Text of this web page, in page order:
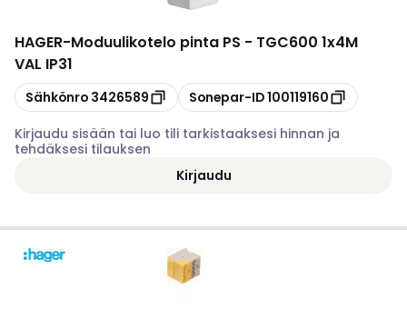
HAGER-Moduulikotelo pinta PS - TGC600 1x4M
VAL IP31
Kopioi
Sähkönro 3426589 Kopioi
Sonepar-ID100119160
Kirjaudu sisään tai luo tili tarkistaaksesi hinnan ja
tehdäksesi tilauksen
Kirjaudu